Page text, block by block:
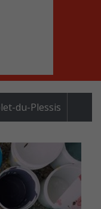
du-Plessis